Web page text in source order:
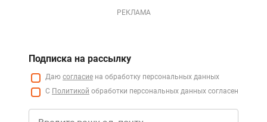
РЕКЛАМА
Подписка на рассылку
Даю согласие на обработку персональных данных
С Политикой обработки персональных данных согласен